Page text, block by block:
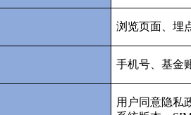
浏览页面、埋
手机号、基金
用户同意隐私